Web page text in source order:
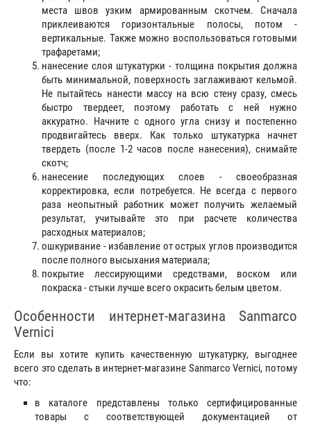
места швов узким армированным скотчем. Сначала
приклеиваются горизонтальные полосы, потом -
вертикальные. Также можно воспользоваться готовыми
трафаретами;
нанесение слоя штукатурки - толщина покрытия должна
быть минимальной, поверхность заглаживают кельмой.
Не пытайтесь нанести массу на всю стену сразу, смесь
быстро твердеет, поэтому работать с ней нужно
аккуратно. Начните с одного угла снизу и постепенно
продвигайтесь вверх. Как только штукатурка начнет
твердеть (после 1-2 часов после нанесения), снимайте
скотч;
нанесение последующих слоев - своеобразная
корректировка, если потребуется. Не всегда с первого
раза неопытный работник может получить желаемый
результат, учитывайте это при расчете количества
расходных материалов;
ошкуривание - избавление от острых углов производится
после полного высыхания материала;
покрытие лессирующими средствами, воском или
покраска - стыки лучше всего окрасить белым цветом.
Особенности интернет-магазина Sanmarco
Vernici
Если вы хотите купить качественную штукатурку, выгоднее
всего это сделать в интернет-магазине Sanmarco Vernici, потому
что:
в каталоге представлены только сертифицированные
товары с соответствующей документацией от